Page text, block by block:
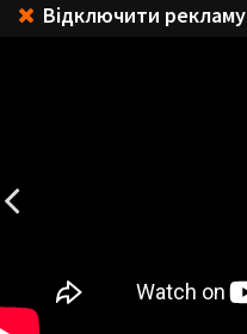
Відключити рекламу